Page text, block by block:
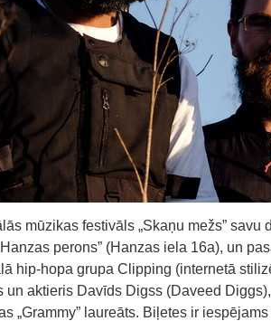
mūzikas festivāls „Skaņu mežs”
perons” (Hanzas iela 16a), un
hip-hopa grupa Clipping (internetā
un aktieris Davīds Digss (Daveed
„Grammy” laureāts. Biļetes ir